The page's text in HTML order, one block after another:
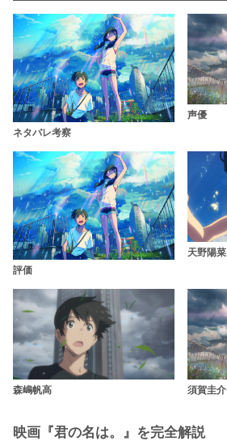
ネタバレ考察
声優
評価
天野陽菜
森嶋帆高 須賀圭介
映画『君の名は。』を完全解説